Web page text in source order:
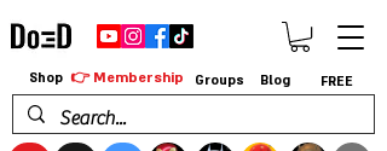
Shop 👉 Membership Groups Blog FREE